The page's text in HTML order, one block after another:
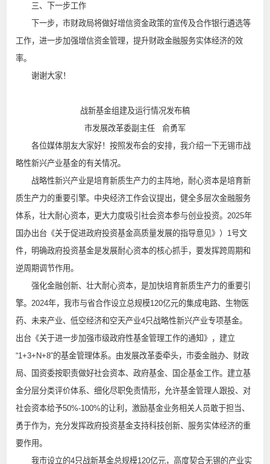
三、下一步工作
下一步，市财政局将做好增信资金政策的宣传及合作银行遴选等
工作，进一步加强增信资金管理，提升财政金融服务实体经济的效
率。
谢谢大家！
战新基金组建及运行情况发布稿
市发展改革委副主任 俞勇军
各位媒体朋友大家好！按照发布会的安排，我介绍一下无锡市战
略性新兴产业基金的有关情况。
战略性新兴产业是培育新质生产力的主阵地，耐心资本是培育新
质生产力的重要引擎。中央经济工作会议提出，健全多层次金融服务
体系，壮大耐心资本，更大力度吸引社会资本参与创业投资。2025年
国办出台《关于促进政府投资基金高质量发展的指导意见》）1号文
件，明确政府投资基金是发展耐心资本的核心抓手，要发挥跨周期和
逆周期调节作用。
强化金融创新、壮大耐心资本，是加快培育新质生产力的重要引
擎。2024年，我市与省合作设立总规模120亿元的集成电路、生物医
药、未来产业、低空经济和空天产业4只战略性新兴产业专项基金。
出台《关于进一步加强市级政府性基金管理工作的通知》，建立
“1+3+N+8”的基金管理体系。由发展改革委牵头，市委金融办、财政
局、国资委按职责做好社会资本、政府基金、国企基金工作。建立基
金分层分类评价体系、细化尽职免责情形，允许基金管理人跟投、对
社会资本给予50%-100%的让利，激励基金业务相关人员敢于担当、
勇于作为，充分发挥政府投资基金支持科技创新、服务实体经济的重
要作用。
我市设立的4只战新基金总规模120亿元，高度契合无锡的产业实